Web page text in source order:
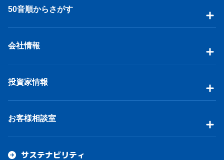
50音順からさがす
会社情報
投資家情報
お客様相談室
サステナビリティ